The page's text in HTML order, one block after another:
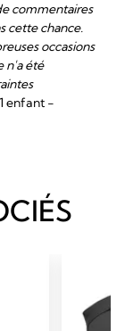
commentaires
cette chance.
occasions
n'a été
enfant -